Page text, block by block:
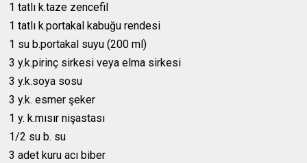
1 tatlı k.taze zencefil
1 tatlı k.portakal kabuğu rendesi
1 su b.portakal suyu (200 ml)
3 y.k.pirinç sirkesi veya elma sirkesi
3 y.k.soya sosu
3 y.k. esmer şeker
1 y. k.mısır nişastası
1/2 su b. su
3 adet kuru acı biber